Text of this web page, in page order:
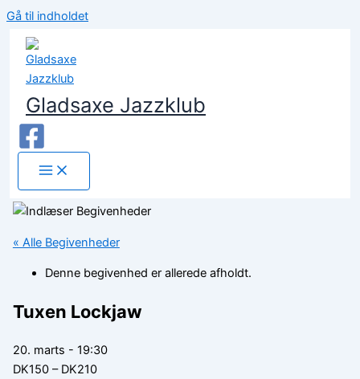
Gå til indholdet
Gladsaxe Jazzklub
« Alle Begivenheder
Denne begivenhed er allerede afholdt.
Tuxen Lockjaw
20. marts - 19:30
DK150 – DK210